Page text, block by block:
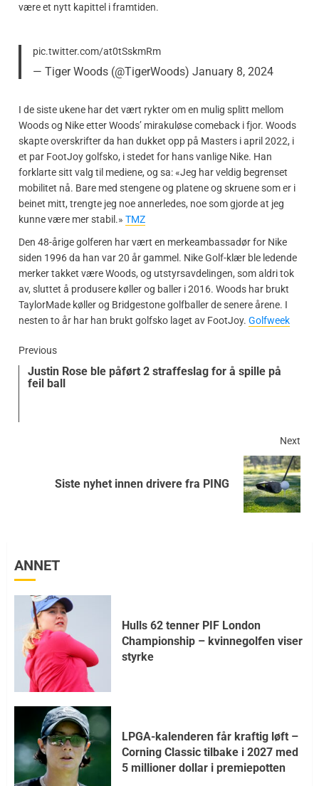
være et nytt kapittel i framtiden.
pic.twitter.com/at0tSskmRm
— Tiger Woods (@TigerWoods) January 8, 2024
I de siste ukene har det vært rykter om en mulig splitt mellom
Woods og Nike etter Woods’ mirakuløse comeback i fjor. Woods
skapte overskrifter da han dukket opp på Masters i april 2022, i
et par FootJoy golfsko, i stedet for hans vanlige Nike. Han
forklarte sitt valg til mediene, og sa: «Jeg har veldig begrenset
mobilitet nå. Bare med stengene og platene og skruene som er i
beinet mitt, trengte jeg noe annerledes, noe som gjorde at jeg
kunne være mer stabil.» TMZ
Den 48-årige golferen har vært en merkeambassadør for Nike
siden 1996 da han var 20 år gammel. Nike Golf-klær ble ledende
merker takket være Woods, og utstyrsavdelingen, som aldri tok
av, sluttet å produsere køller og baller i 2016. Woods har brukt
TaylorMade køller og Bridgestone golfballer de senere årene. I
nesten to år har han brukt golfsko laget av FootJoy. Golfweek
Previous
Justin Rose ble påført 2 straffeslag for å spille på
feil ball
Next
Siste nyhet innen drivere fra PING
ANNET
Hulls 62 tenner PIF London
Championship – kvinnegolfen viser
styrke
LPGA-kalenderen får kraftig løft –
Corning Classic tilbake i 2027 med
5 millioner dollar i premiepotten